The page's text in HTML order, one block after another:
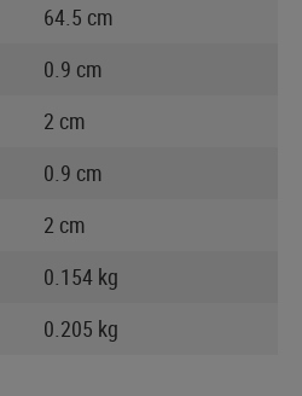
64.5 cm
0.9 cm
2 cm
0.9 cm
2 cm
0.154 kg
0.205 kg